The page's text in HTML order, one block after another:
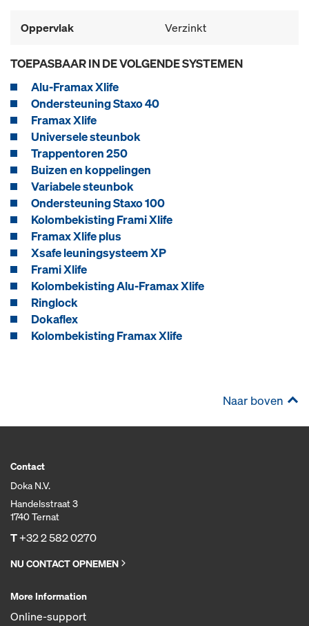
Oppervlak Verzinkt
TOEPASBAAR IN DE VOLGENDE SYSTEMEN
Alu-Framax Xlife
Ondersteuning Staxo 40
Framax Xlife
Universele steunbok
Trappentoren 250
Buizen en koppelingen
Variabele steunbok
Ondersteuning Staxo 100
Kolombekisting Frami Xlife
Framax Xlife plus
Xsafe leuningsysteem XP
Frami Xlife
Kolombekisting Alu-Framax Xlife
Ringlock
Dokaflex
Kolombekisting Framax Xlife
Naar boven
Contact
Doka N.V.
Handelsstraat 3
1740 Ternat
T+32 2 582 0270
NU CONTACT OPNEMEN
More Information
Online-support